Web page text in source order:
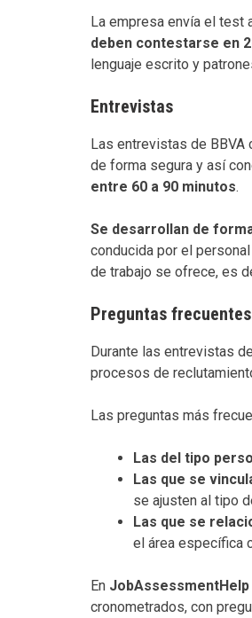
La empresa envía el test
deben contestarse en
lenguaje escrito y
Entrevistas
Las entrevistas de BBVA
de forma segura y así
entre 60 a 90 minutos.
Se desarrollan de
conducida por el
de trabajo se ofrece, es
Preguntas frecuentes
Durante las entrevistas
procesos de
Las preguntas más
Las del tipo
Las que se
se ajusten al tipo
Las que se
el área específica
En JobAssessmentHelp
cronometrados, con